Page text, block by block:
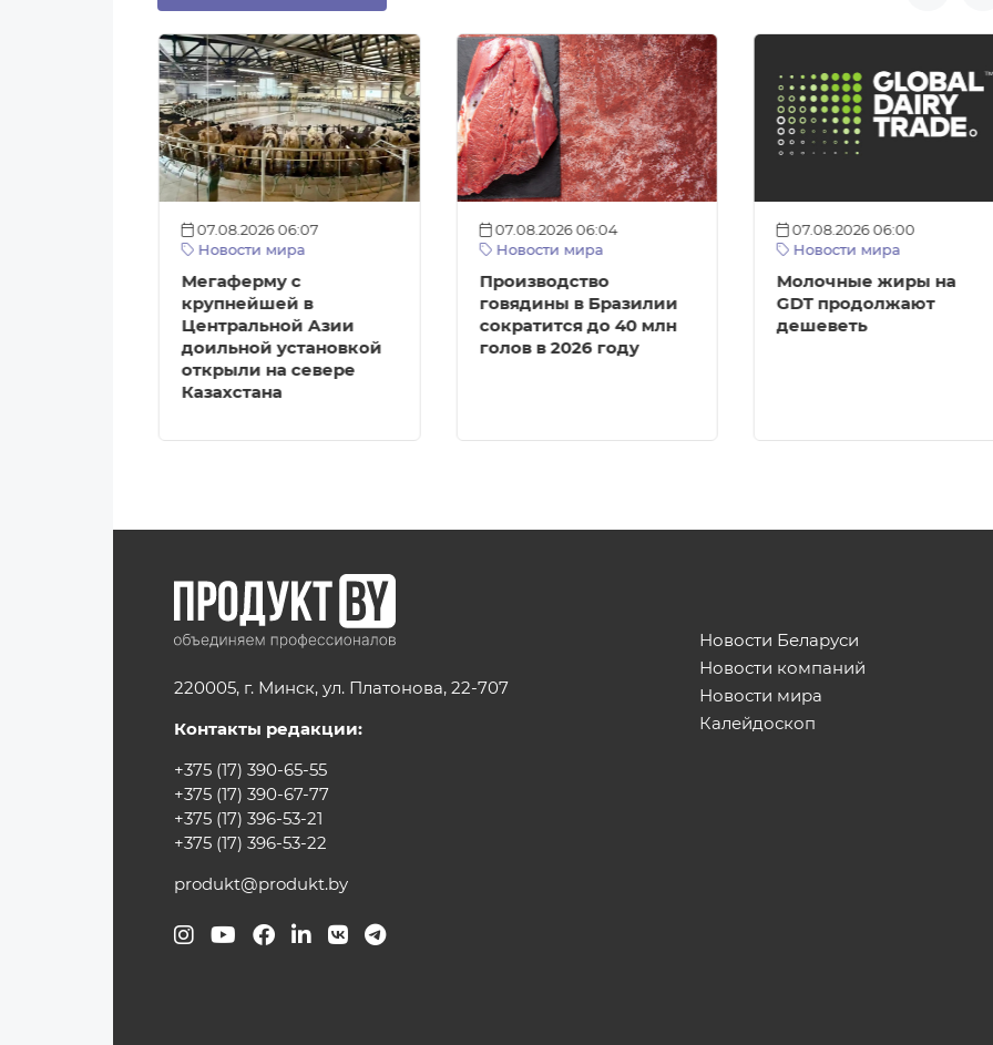
07.08.2026 06:07
Новости мира
Мегаферму с
крупнейшей в
Центральной Азии
доильной установкой
открыли на севере
Казахстана
07.08.2026 06:04
Новости мира
Производство
говядины в Бразилии
сократится до 40 млн
голов в 2026 году
07.08.2026 06:00
Новости мира
Молочные жиры на
GDT продолжают
дешеветь
220005, г. Минск, ул. Платонова, 22-707
Контакты редакции:
+375 (17) 390-65-55
+375 (17) 390-67-77
+375 (17) 396-53-21
+375 (17) 396-53-22
produkt@produkt.by
Новости Беларуси
Новости компаний
Новости мира
Калейдоскоп